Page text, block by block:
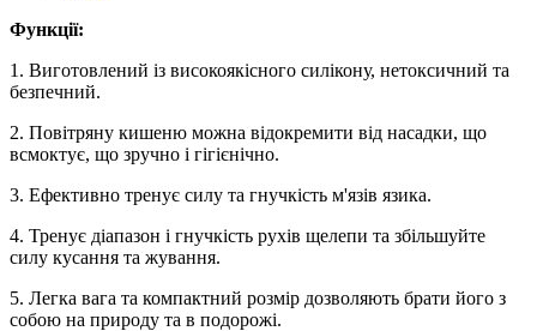
Функції:
1. Виготовлений із високоякісного силікону, нетоксичний та
безпечний.
2. Повітряну кишеню можна відокремити від насадки, що
всмоктує, що зручно і гігієнічно.
3. Ефективно тренує силу та гнучкість м'язів язика.
4. Тренує діапазон і гнучкість рухів щелепи та збільшуйте
силу кусання та жування.
5. Легка вага та компактний розмір дозволяють брати його з
собою на природу та в подорожі.